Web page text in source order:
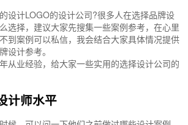
设计LOGO的设计公司?很多人在选择品牌设
选择，建议大家先搜集一些案例参考，在心里
到案例可以私信，我会结合大家具体情况提供
设计参考。
从业经验，给大家一些实用的选择设计公司的
计师水平